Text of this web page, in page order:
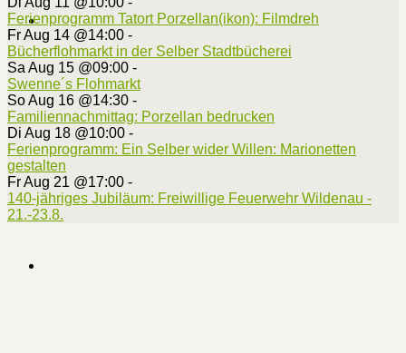
Ferienprogramm Tatort Porzellan(ikon): Filmdreh
Fr Aug 14 @14:00 -
Bücherflohmarkt in der Selber Stadtbücherei
Sa Aug 15 @09:00 -
Swenne´s Flohmarkt
So Aug 16 @14:30 -
Familiennachmittag: Porzellan bedrucken
Di Aug 18 @10:00 -
Ferienprogramm: Ein Selber wider Willen: Marionetten
gestalten
Fr Aug 21 @17:00 -
140-jähriges Jubiläum: Freiwillige Feuerwehr Wildenau -
21.-23.8.